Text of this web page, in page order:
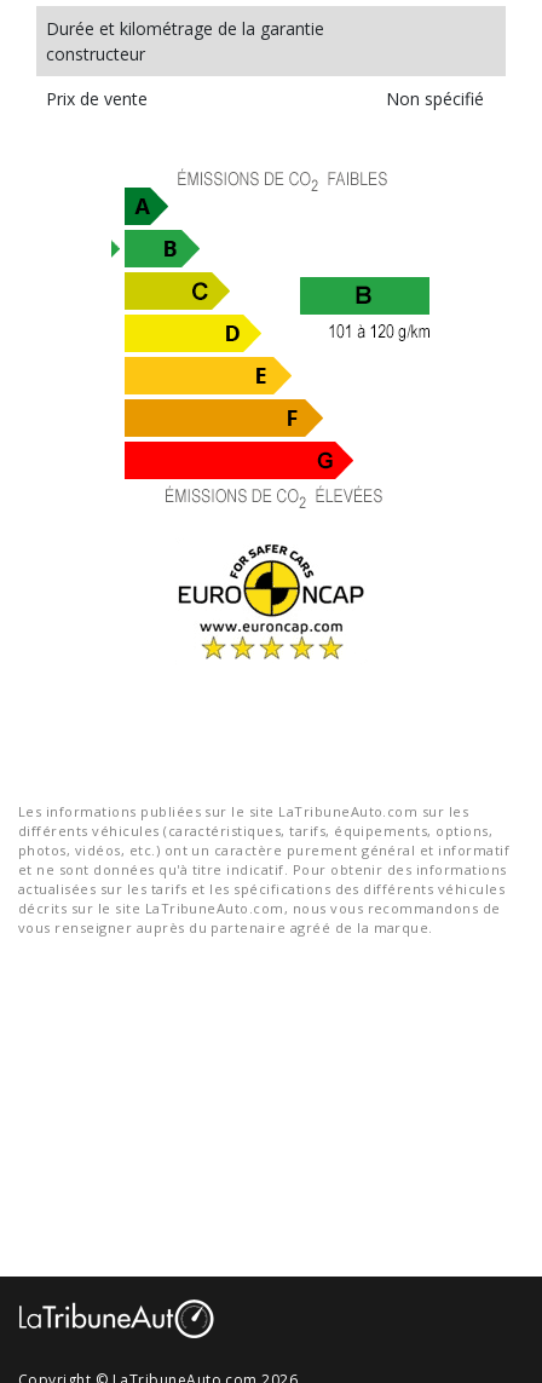
Durée et kilométrage de la garantie
constructeur
Prix de vente
Non spécifié
Les informations publiées sur le site LaTribuneAuto.com sur les
différents véhicules (caractéristiques, tarifs, équipements, options,
photos, vidéos, etc.) ont un caractère purement général et informatif
et ne sont données qu'à titre indicatif. Pour obtenir des informations
actualisées sur les tarifs et les spécifications des différents véhicules
décrits sur le site LaTribuneAuto.com, nous vous recommandons de
vous renseigner auprès du partenaire agréé de la marque.